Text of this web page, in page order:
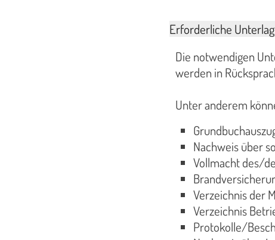
Erforderliche
Die notwendigen
werden in
Unter anderem
Nachweis über
Vollmacht des/
Verzeichnis der
Verzeichnis
Protokolle/